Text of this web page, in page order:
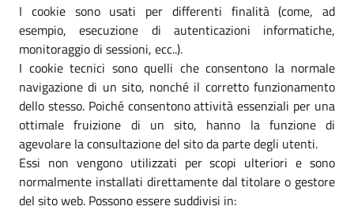
I cookie sono usati per differenti finalità (come, ad
esempio, esecuzione di autenticazioni informatiche,
monitoraggio di sessioni, ecc..).
I cookie tecnici sono quelli che consentono la normale
navigazione di un sito, nonché il corretto funzionamento
dello stesso. Poiché consentono attività essenziali per una
ottimale fruizione di un sito, hanno la funzione di
agevolare la consultazione del sito da parte degli utenti.
Essi non vengono utilizzati per scopi ulteriori e sono
normalmente installati direttamente dal titolare o gestore
del sito web. Possono essere suddivisi in: